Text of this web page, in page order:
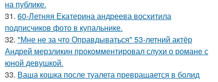
на публике.
31. 60-Летняя Екатерина андреева восхитила
подписчиков фото в купальнике.
32. "Мне не за что Оправдываться" 53-летний актёр
Андрей мерзликин прокомментировал слухи о романе с
юной девушкой.
33. Ваша кошка после туалета превращается в болид